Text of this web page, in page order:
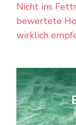
Nicht ins
bewertete
wirklich